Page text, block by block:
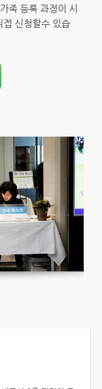
족 등록 과정이 시
접 신청할수 있습